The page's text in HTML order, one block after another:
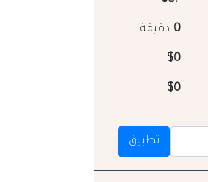
0 دقيقة
$0
$0
تطبيق